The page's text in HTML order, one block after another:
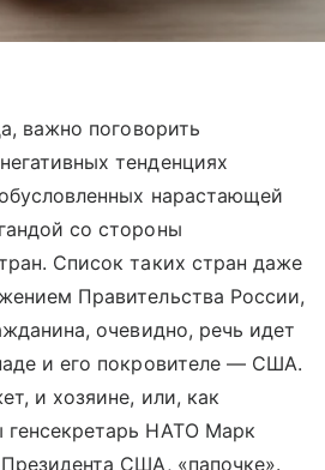
важно поговорить
тенденциях
нарастающей
со стороны
Список таких стран даже
Правительства России,
очевидно, речь идет
и его покровителе — США.
и хозяине, или, как
НАТО Марк
США, «папочке».